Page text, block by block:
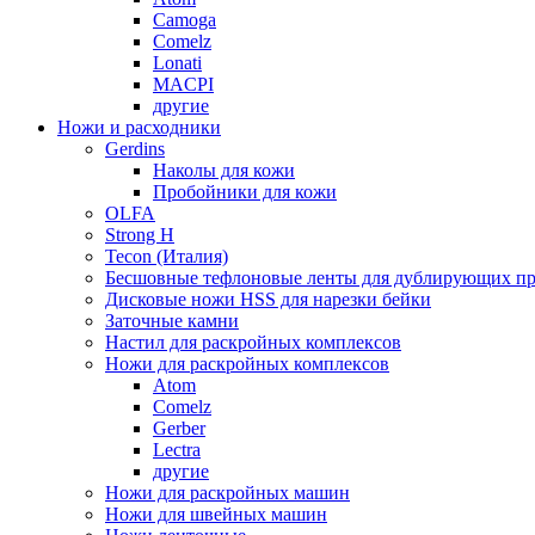
Camoga
Comelz
Lonati
MACPI
другие
Ножи и расходники
Gerdins
Наколы для кожи
Пробойники для кожи
OLFA
Strong H
Tecon (Италия)
Бесшовные тефлоновые ленты для дублирующих
Дисковые ножи HSS для нарезки бейки
Заточные камни
Настил для раскройных комплексов
Ножи для раскройных комплексов
Atom
Comelz
Gerber
Lectra
другие
Ножи для раскройных машин
Ножи для швейных машин